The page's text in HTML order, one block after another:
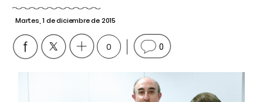
Martes, 1 de diciembre de 2015
0 0